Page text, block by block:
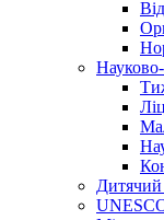
Науково-
Дитячий